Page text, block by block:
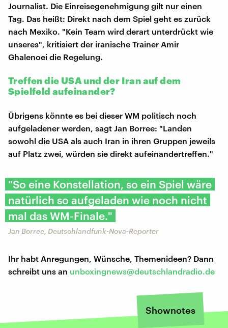
Journalist. Die Einreisegenehmigung gilt nur einen
Tag. Das heißt: Direkt nach dem Spiel geht es zurück
nach Mexiko. "Kein Team wird derart unterdrückt wie
unseres", kritisiert der iranische Trainer Amir
Ghalenoei die Regelung.
Treffen die USA und der Iran auf dem
Spielfeld aufeinander?
Übrigens könnte es bei dieser WM politisch noch
aufgeladener werden, sagt Jan Borree: "Landen
sowohl die USA als auch Iran in ihren Gruppen jeweils
auf Platz zwei, würden sie direkt aufeinandertreffen."
"So eine Konstellation, so ein Spiel wäre
natürlich so aufgeladen wie noch nicht
mal das WM-Finale."
Jan Borree, Deutschlandfunk-Nova-Reporter
Ihr habt Anregungen, Wünsche, Themenideen? Dann
schreibt uns an unboxingnews@deutschlandradio.de
Shownotes